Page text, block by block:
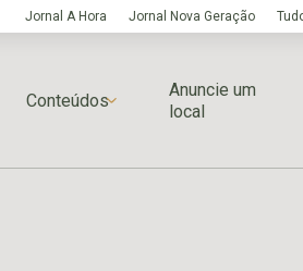
Jornal A Hora Jornal Nova Geração
Conteúdos
Anuncie um
local